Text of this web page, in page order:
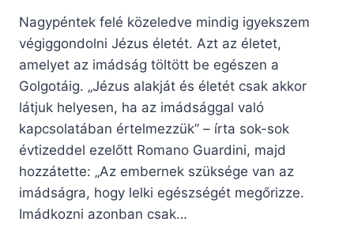
Nagypéntek felé közeledve mindig igyekszem
végiggondolni Jézus életét. Azt az életet,
amelyet az imádság töltött be egészen a
Golgotáig. „Jézus alakját és életét csak akkor
látjuk helyesen, ha az imádsággal való
kapcsolatában értelmezzük” – írta sok-sok
évtizeddel ezelőtt Romano Guardini, majd
hozzátette: „Az embernek szüksége van az
imádságra, hogy lelki egészségét megőrizze.
Imádkozni azonban csak…